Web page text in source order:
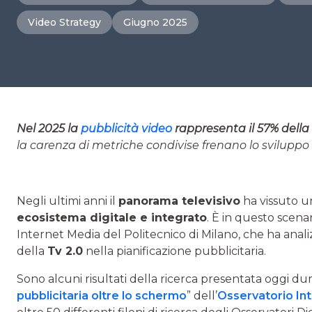
Video Strategy Giugno 2025
Nel 2025 la pubblicità video rappresenta il 57%
la carenza di metriche condivise frenano lo
Negli ultimi anni il panorama televisivo ha vissuto
ecosistema digitale e integrato. È in questo
Internet Media del Politecnico di Milano, che ha
della Tv 2.0 nella pianificazione pubblicitaria.
Sono alcuni risultati della ricerca presentata oggi
pubblicitaria oltre lo schermo” dell’Osservatorio